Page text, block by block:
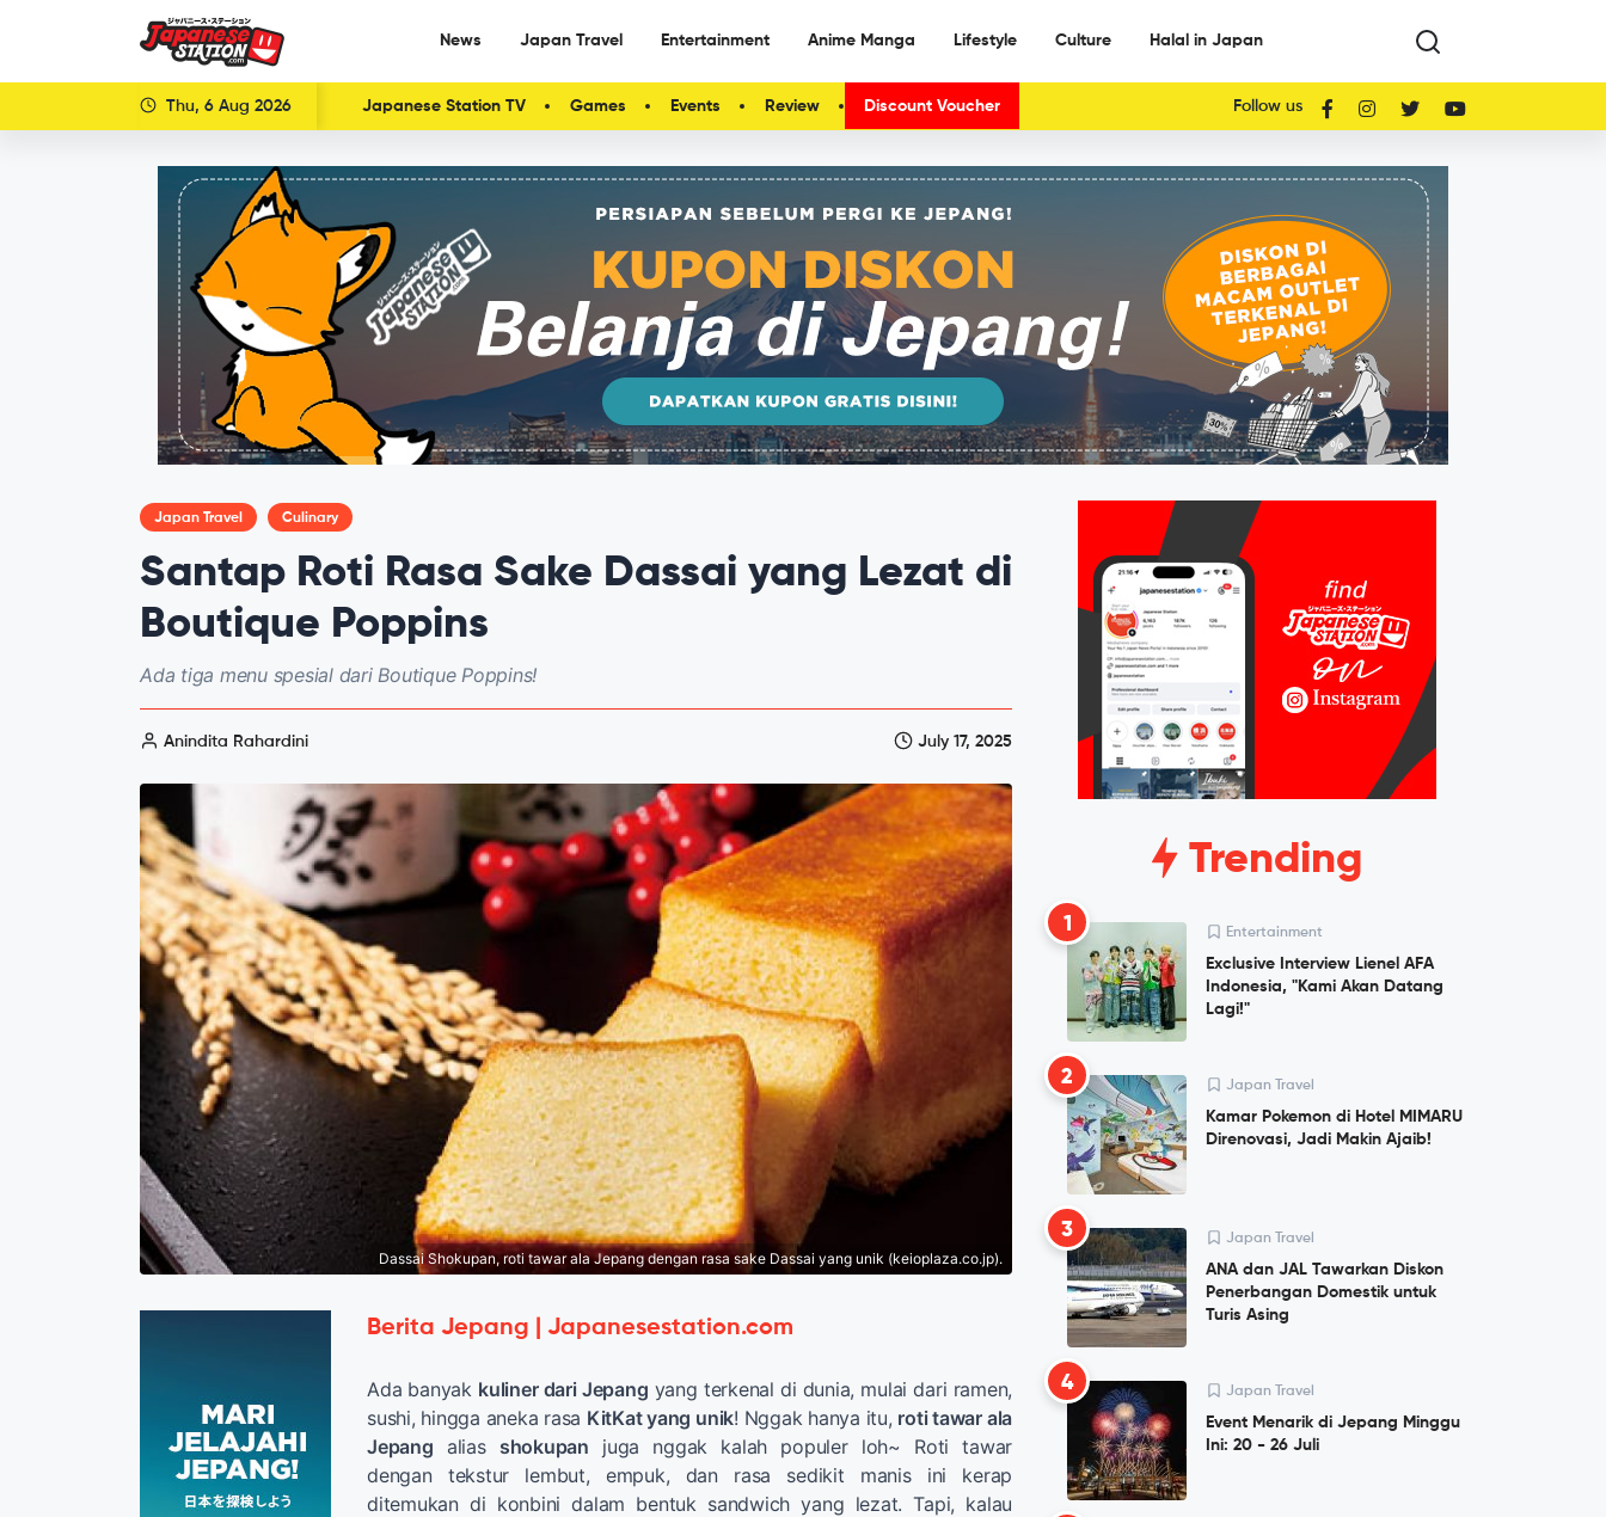
News Japan Travel Entertainment Anime Manga Lifestyle Culture Halal in Japan
Thu, 6 Aug 2026 Japanese Station TV Games Events Review Discount Voucher Follow us
Japan Travel Culinary
Santap Roti Rasa Sake Dassai yang Lezat di
Boutique Poppins
Ada tiga menu spesial dari Boutique Poppins!
Anindita Rahardini July 17, 2025
Dassai Shokupan, roti tawar ala Jepang dengan rasa sake Dassai yang unik (keioplaza.co.jp).
Berita Jepang | Japanesestation.com
Ada banyak kuliner dari Jepang yang terkenal di dunia, mulai dari ramen,
sushi, hingga aneka rasa KitKat yang unik! Nggak hanya itu, roti tawar ala
Jepang alias shokupan juga nggak kalah populer loh~ Roti tawar
dengan tekstur lembut, empuk, dan rasa sedikit manis ini kerap
ditemukan di konbini dalam bentuk sandwich yang lezat. Tapi, kalau
Trending
1 Entertainment
Exclusive Interview Lienel AFA
Indonesia, "Kami Akan Datang
Lagi!"
2 Japan Travel
Kamar Pokemon di Hotel MIMARU
Direnovasi, Jadi Makin Ajaib!
3 Japan Travel
ANA dan JAL Tawarkan Diskon
Penerbangan Domestik untuk
Turis Asing
4 Japan Travel
Event Menarik di Jepang Minggu
Ini: 20 - 26 Juli